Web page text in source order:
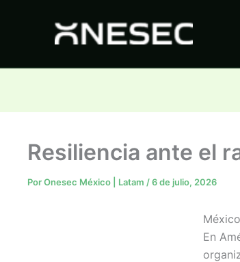
Resiliencia ante el
PorOnesec México | Latam /6 de julio, 2026
En